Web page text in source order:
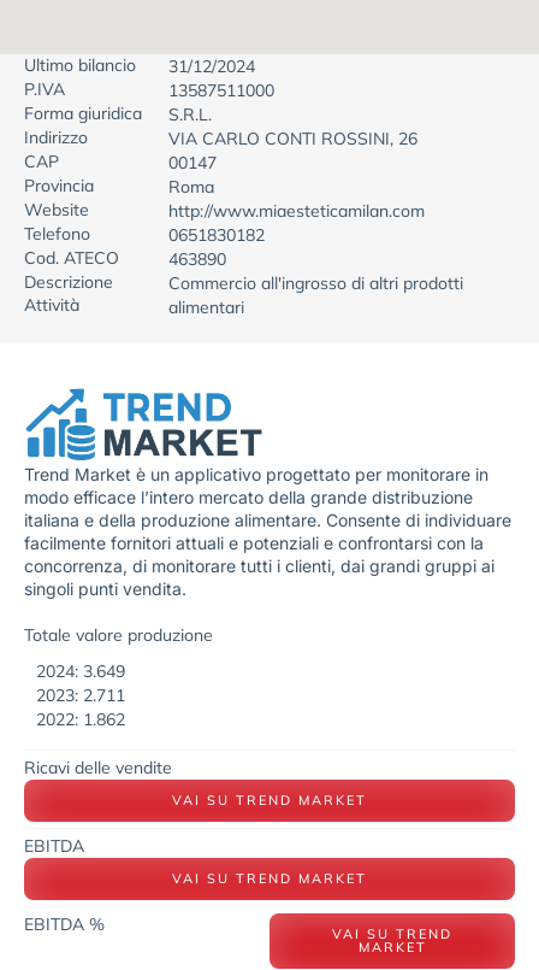
Ultimo bilancio
31/12/2024
P.IVA
13587511000
Forma giuridica
S.R.L.
Indirizzo
VIA CARLO CONTI ROSSINI, 26
CAP
00147
Provincia
Roma
Website
http://www.miaesteticamilan.com
Telefono
0651830182
Cod. ATECO
463890
Descrizione
Attività
Commercio all'ingrosso di altri prodotti
alimentari
Trend Market è un applicativo progettato per monitorare in
modo efficace l’intero mercato della grande distribuzione
italiana e della produzione alimentare. Consente di individuare
facilmente fornitori attuali e potenziali e confrontarsi con la
concorrenza, di monitorare tutti i clienti, dai grandi gruppi ai
singoli punti vendita.
Totale valore produzione
2024: 3.649
2023: 2.711
2022: 1.862
Ricavi delle vendite
VAI SU TREND MARKET
EBITDA
VAI SU TREND MARKET
EBITDA % VAI SU TREND
MARKET